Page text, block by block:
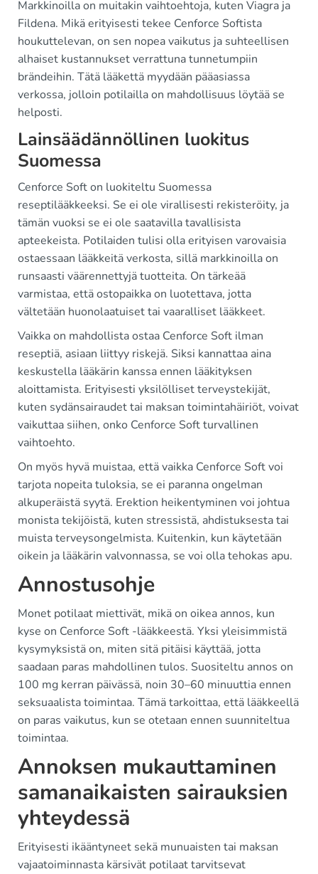
Markkinoilla on muitakin vaihtoehtoja, kuten Viagra ja
Fildena. Mikä erityisesti tekee Cenforce Softista
houkuttelevan, on sen nopea vaikutus ja suhteellisen
alhaiset kustannukset verrattuna tunnetumpiin
brändeihin. Tätä lääkettä myydään pääasiassa
verkossa, jolloin potilailla on mahdollisuus löytää se
helposti.
Lainsäädännöllinen luokitus
Suomessa
Cenforce Soft on luokiteltu Suomessa
reseptilääkkeeksi. Se ei ole virallisesti rekisteröity, ja
tämän vuoksi se ei ole saatavilla tavallisista
apteekeista. Potilaiden tulisi olla erityisen varovaisia
ostaessaan lääkkeitä verkosta, sillä markkinoilla on
runsaasti väärennettyjä tuotteita. On tärkeää
varmistaa, että ostopaikka on luotettava, jotta
vältetään huonolaatuiset tai vaaralliset lääkkeet.
Vaikka on mahdollista ostaa Cenforce Soft ilman
reseptiä, asiaan liittyy riskejä. Siksi kannattaa aina
keskustella lääkärin kanssa ennen lääkityksen
aloittamista. Erityisesti yksilölliset terveystekijät,
kuten sydänsairaudet tai maksan toimintahäiriöt, voivat
vaikuttaa siihen, onko Cenforce Soft turvallinen
vaihtoehto.
On myös hyvä muistaa, että vaikka Cenforce Soft voi
tarjota nopeita tuloksia, se ei paranna ongelman
alkuperäistä syytä. Erektion heikentyminen voi johtua
monista tekijöistä, kuten stressistä, ahdistuksesta tai
muista terveysongelmista. Kuitenkin, kun käytetään
oikein ja lääkärin valvonnassa, se voi olla tehokas apu.
Annostusohje
Monet potilaat miettivät, mikä on oikea annos, kun
kyse on Cenforce Soft -lääkkeestä. Yksi yleisimmistä
kysymyksistä on, miten sitä pitäisi käyttää, jotta
saadaan paras mahdollinen tulos. Suositeltu annos on
100 mg kerran päivässä, noin 30–60 minuuttia ennen
seksuaalista toimintaa. Tämä tarkoittaa, että lääkkeellä
on paras vaikutus, kun se otetaan ennen suunniteltua
toimintaa.
Annoksen mukauttaminen
samanaikaisten sairauksien
yhteydessä
Erityisesti ikääntyneet sekä munuaisten tai maksan
vajaatoiminnasta kärsivät potilaat tarvitsevat